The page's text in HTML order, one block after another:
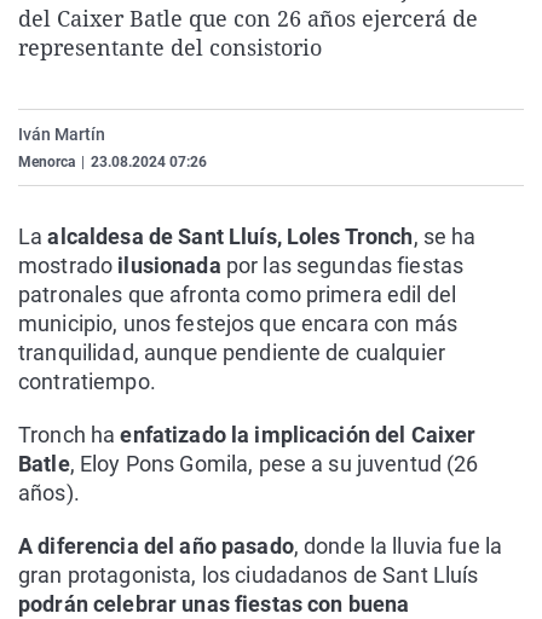
La rosa de los vientos
Como el perro y el
Caso
Equipo de
Extremadura
La Rioja
País Vasco
Virales
Elecciones
del Caixer Batle que con 26 años ejercerá de
representante del consistorio
Iván Martín
Menorca 23.08.2024 07:26
Laalcaldesa de Sant Lluís, Loles Tronch, se ha
mostrado ilusionada por las segundas fiestas
patronales que afronta como primera edil del
municipio, unos festejos que encara con más
tranquilidad, aunque pendiente de cualquier
contratiempo.
Tronch haenfatizado la implicación del Caixer
Batle, Eloy Pons Gomila, pese a su juventud (26
años).
A diferencia del año pasado, donde la lluvia fue la
gran protagonista, los ciudadanos de Sant Lluís
podrán celebrar unas fiestas con buena